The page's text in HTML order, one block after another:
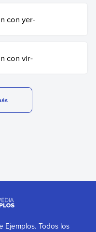
con yer-
con vir-
Ejemplos. Todos los